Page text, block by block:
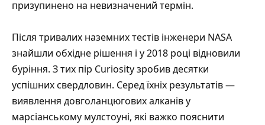
призупинено на невизначений термін.
Після тривалих наземних тестів інженери NASA
знайшли обхідне рішення і у 2018 році відновили
буріння. З тих пір Curiosity зробив десятки
успішних свердловин. Серед їхніх результатів —
виявлення довголанцюгових алканів у
марсіанському мулстоуні, які важко пояснити